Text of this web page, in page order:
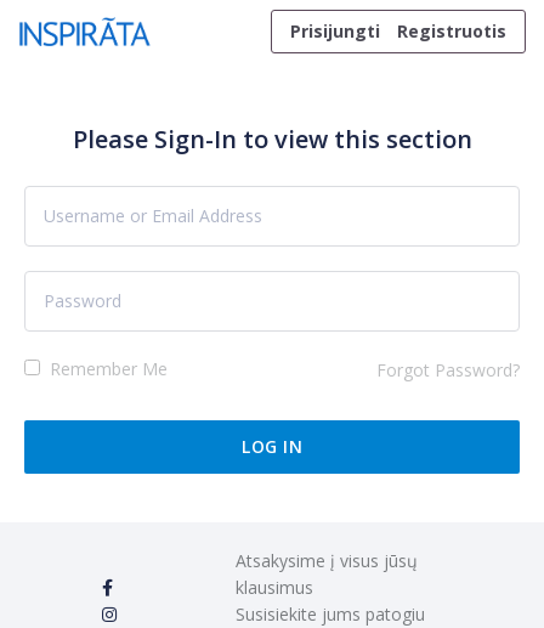
Skip to content
Prisijungti
Registruotis
Please Sign-In to view this section
Remember Me Forgot Password?
Atsakysime į visus jūsų
klausimus
Susisiekite jums patogiu